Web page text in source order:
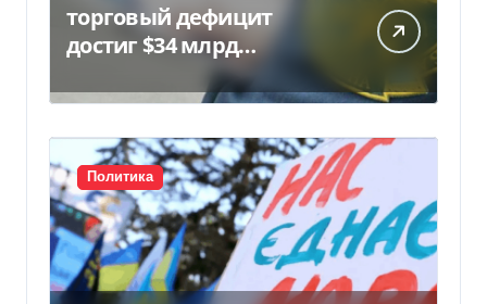
торговый дефицит
достиг $34 млрд…
Политика